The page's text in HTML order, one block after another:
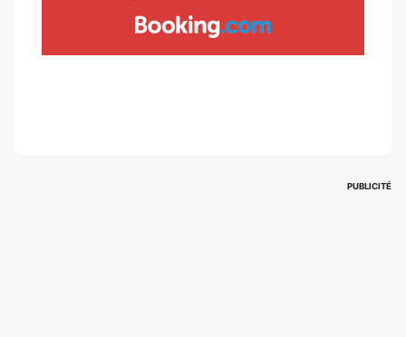
PUBLICITÉ